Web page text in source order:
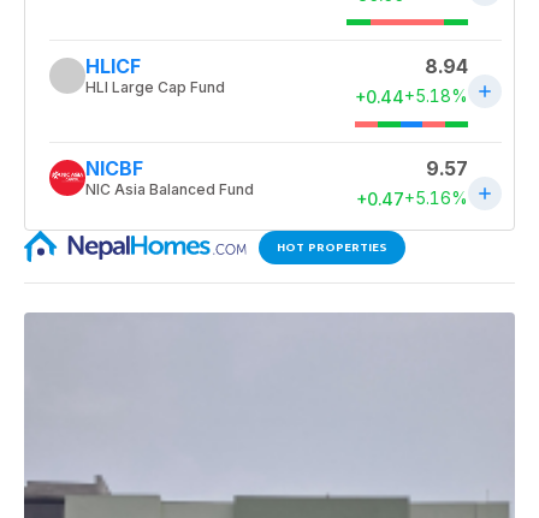
HOT PROPERTIES